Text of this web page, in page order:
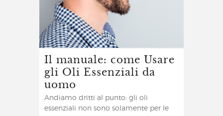
Il manuale: come Usare
gli Oli Essenziali da
uomo
Andiamo dritti al punto: gli oli
essenziali non sono solamente per le